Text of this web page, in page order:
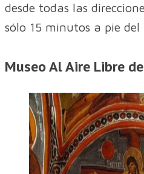
desde todas las
sólo 15 minutos a pie del
Museo Al Aire Libre